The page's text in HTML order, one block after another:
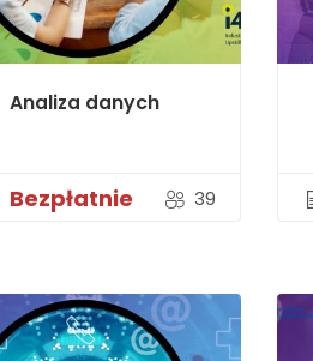
Analiza danych
39
Bezpłatnie